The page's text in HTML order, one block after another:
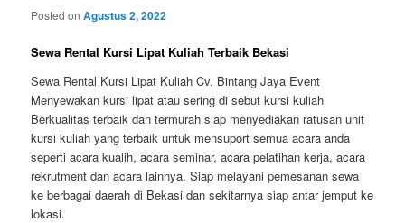
Posted onAgustus 2, 2022
Sewa Rental Kursi Lipat Kuliah Terbaik Bekasi
Sewa Rental Kursi Lipat Kuliah Cv. Bintang Jaya Event
Menyewakan kursi lipat atau sering di sebut kursi kuliah
Berkualitas terbaik dan termurah siap menyediakan ratusan unit
kursi kuliah yang terbaik untuk mensuport semua acara anda
seperti acara kualih, acara seminar, acara pelatihan kerja, acara
rekrutment dan acara lainnya. Siap melayani pemesanan sewa
ke berbagai daerah di Bekasi dan sekitarnya siap antar jemput ke
lokasi.